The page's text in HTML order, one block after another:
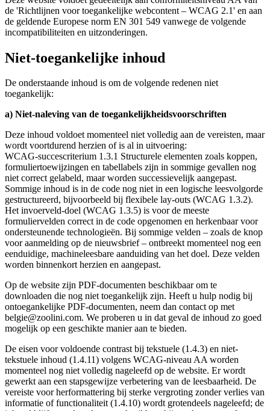
de 'Richtlijnen voor toegankelijke webcontent – WCAG 2.1' en aan
de geldende Europese norm EN 301 549 vanwege de volgende
incompatibiliteiten en uitzonderingen.
Niet-toegankelijke inhoud
De onderstaande inhoud is om de volgende redenen niet
toegankelijk:
a) Niet-naleving van de toegankelijkheidsvoorschriften
Deze inhoud voldoet momenteel niet volledig aan de vereisten, maar
wordt voortdurend herzien of is al in uitvoering:
WCAG-succescriterium 1.3.1 Structurele elementen zoals koppen,
formuliertoewijzingen en tabellabels zijn in sommige gevallen nog
niet correct gelabeld, maar worden successievelijk aangepast.
Sommige inhoud is in de code nog niet in een logische leesvolgorde
gestructureerd, bijvoorbeeld bij flexibele lay-outs (WCAG 1.3.2).
Het invoerveld-doel (WCAG 1.3.5) is voor de meeste
formuliervelden correct in de code opgenomen en herkenbaar voor
ondersteunende technologieën. Bij sommige velden – zoals de knop
voor aanmelding op de nieuwsbrief – ontbreekt momenteel nog een
eenduidige, machineleesbare aanduiding van het doel. Deze velden
worden binnenkort herzien en aangepast.
Op de website zijn PDF-documenten beschikbaar om te
downloaden die nog niet toegankelijk zijn. Heeft u hulp nodig bij
ontoegankelijke PDF-documenten, neem dan contact op met
belgie@zoolini.com. We proberen u in dat geval de inhoud zo goed
mogelijk op een geschikte manier aan te bieden.
De eisen voor voldoende contrast bij tekstuele (1.4.3) en niet-
tekstuele inhoud (1.4.11) volgens WCAG-niveau AA worden
momenteel nog niet volledig nageleefd op de website. Er wordt
gewerkt aan een stapsgewijze verbetering van de leesbaarheid. De
vereiste voor herformattering bij sterke vergroting zonder verlies van
informatie of functionaliteit (1.4.10) wordt grotendeels nageleefd; de